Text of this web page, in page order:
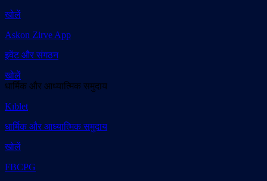
खोलें
Askon Zirve App
इवेंट और संगठन
खोलें
धार्मिक और आध्यात्मिक समुदाय
Kıblet
धार्मिक और आध्यात्मिक समुदाय
खोलें
FBCPG